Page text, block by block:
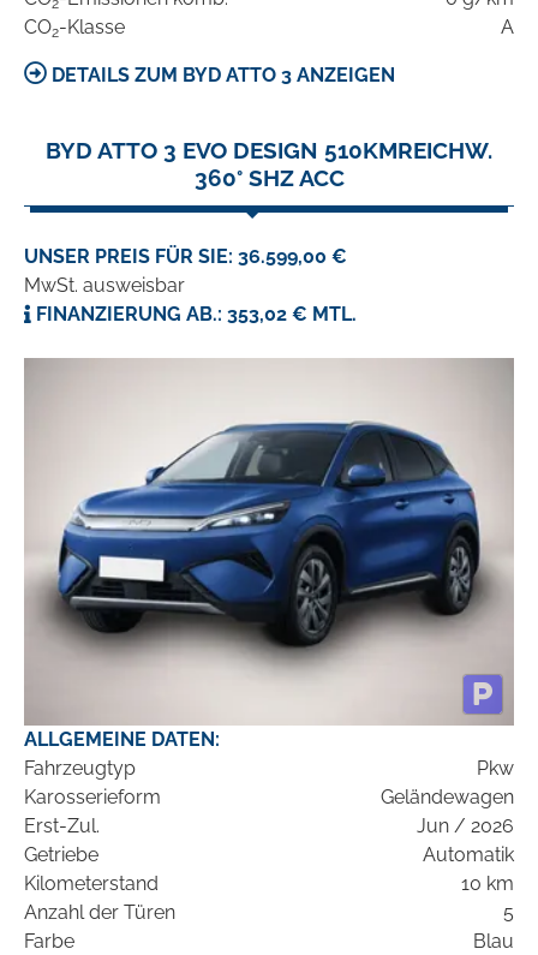
2
CO2-Klasse A
DETAILS ZUM BYD ATTO 3 ANZEIGEN
BYD ATTO 3 EVO DESIGN 510KMREICHW.
360° SHZ ACC
UNSER PREIS FÜR SIE: 36.599,00 €
MwSt. ausweisbar
FINANZIERUNG AB.: 353,02 € MTL.
ALLGEMEINE DATEN:
Fahrzeugtyp
Pkw
Karosserieform
Geländewagen
Erst-Zul.
Jun / 2026
Getriebe
Automatik
Kilometerstand
10 km
Anzahl der Türen
5
Farbe
Blau